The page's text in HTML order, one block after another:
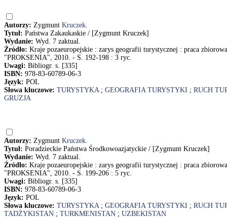
Autorzy: Zygmunt Kruczek.
Tytuł: Państwa Zakaukaskie / [Zygmunt Kruczek]
Wydanie: Wyd. 7 zaktual.
Źródło: Kraje pozaeuropejskie : zarys geografii turystycznej : praca
"PROKSENIA", 2010. - S. 192-198 : 3 ryc.
Uwagi: Bibliogr. s. [335]
ISBN: 978-83-60789-06-3
Język: POL
Słowa kluczowe: TURYSTYKA; GEOGRAFIA TURYSTYKI ; RUCH
GRUZJA
Autorzy: Zygmunt Kruczek.
Tytuł: Poradzieckie Państwa Środkowoazjatyckie / [Zygmunt Kruczek]
Wydanie: Wyd. 7 zaktual.
Źródło: Kraje pozaeuropejskie : zarys geografii turystycznej : praca
"PROKSENIA", 2010. - S. 199-206 : 5 ryc.
Uwagi: Bibliogr. s. [335]
ISBN: 978-83-60789-06-3
Język: POL
Słowa kluczowe: TURYSTYKA; GEOGRAFIA TURYSTYKI ; RUCH
TADŻYKISTAN ; TURKMENISTAN ; UZBEKISTAN